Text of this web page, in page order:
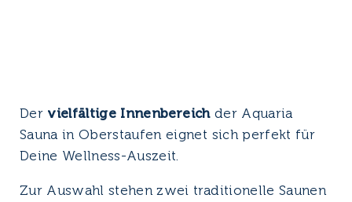
Der vielfältige Innenbereichder Aquaria
Sauna in Oberstaufen eignet sich perfekt für
Deine Wellness-Auszeit.
Zur Auswahl stehen zwei traditionelle Saunen